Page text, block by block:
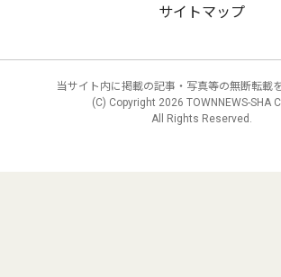
サイトマップ
当サイト内に掲載の記事・写真等の無断転載
(C) Copyright 2026 TOWNNEWS-SHA
All Rights Reserved.